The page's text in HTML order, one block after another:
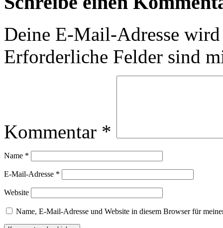
Deine E-Mail-Adresse
Erforderliche Felder sind
Kommentar *
Name *
E-Mail-Adresse *
Website
Name, E-Mail-Adresse und Website in diesem Browser für